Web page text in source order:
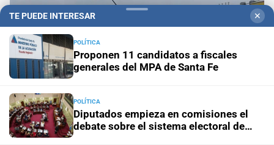
TE PUEDE INTERESAR ✕
POLÍTICA
Proponen 11 candidatos a fiscales
generales del MPA de Santa Fe
POLÍTICA
Diputados empieza en comisiones el
debate sobre el sistema electoral de